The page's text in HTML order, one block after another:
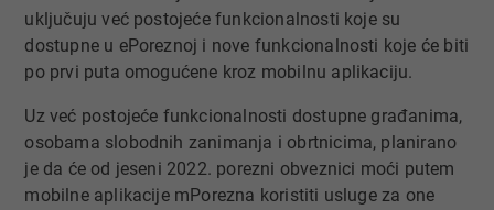
uključuju već postojeće funkcionalnosti koje su
dostupne u ePoreznoj i nove funkcionalnosti koje će biti
po prvi puta omogućene kroz mobilnu aplikaciju.
Uz već postojeće funkcionalnosti dostupne građanima,
osobama slobodnih zanimanja i obrtnicima, planirano
je da će od jeseni 2022. porezni obveznici moći putem
mobilne aplikacije mPorezna koristiti usluge za one